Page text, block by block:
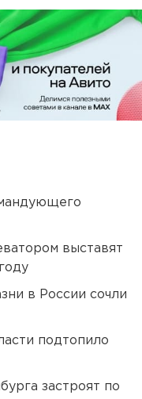
выставят
в России сочли
подтопило
застроят по